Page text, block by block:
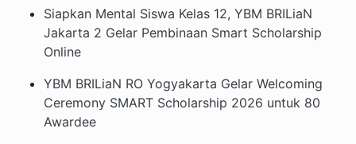
Siapkan Mental Siswa Kelas 12, YBM BRILiaN
Jakarta 2 Gelar Pembinaan Smart Scholarship
Online
YBM BRILiaN RO Yogyakarta Gelar Welcoming
Ceremony SMART Scholarship 2026 untuk 80
Awardee